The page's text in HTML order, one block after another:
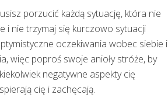
porzucić każdą sytuację, która nie
i nie trzymaj się kurczowo sytuacji
oczekiwania wobec siebie i
więc poproś swoje anioły stróże, by
negatywne aspekty cię
cię i zachęcają.